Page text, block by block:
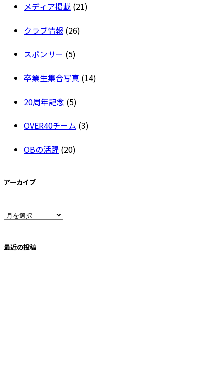
メディア掲載 (21)
クラブ情報 (26)
スポンサー (5)
卒業生集合写真 (14)
20周年記念 (5)
OVER40チーム (3)
OBの活躍 (20)
アーカイブ
ア
最近の投稿